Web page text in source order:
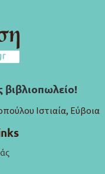
βιβλιοπωλείο!
Ιστιαία, Εύβοια